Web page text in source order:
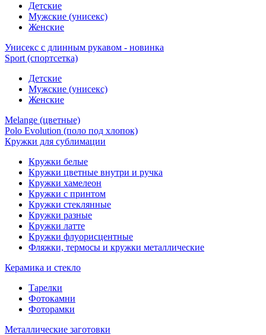
Детские
Мужские (унисекс)
Женские
Унисекс с длинным рукавом - новинка
Sport (спортсетка)
Детские
Мужские (унисекс)
Женские
Melange (цветные)
Polo Evolution (поло под хлопок)
Кружки для сублимации
Кружки белые
Кружки цветные внутри и ручка
Кружки хамелеон
Кружки c принтом
Кружки стеклянные
Кружки разные
Кружки латте
Кружки флуорисцентные
Фляжки, термосы и кружки металлические
Керамика и стекло
Тарелки
Фотокамни
Фоторамки
Металлические заготовки